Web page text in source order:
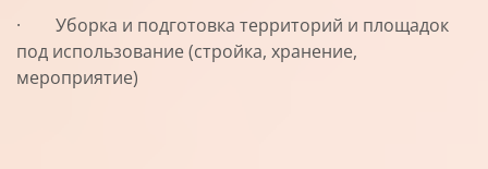
· Уборка и подготовка территорий и площадок
под использование (стройка, хранение,
мероприятие)